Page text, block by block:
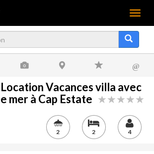
Menu
@
Vacances villa avec
mer à Cap Estate
2 2 4